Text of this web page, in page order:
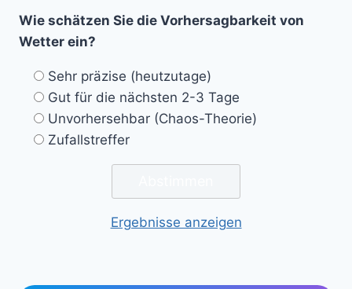
Wie schätzen Sie die Vorhersagbarkeit von
Wetter ein?
Sehr präzise (heutzutage)
Gut für die nächsten 2-3 Tage
Unvorhersehbar (Chaos-Theorie)
Zufallstreffer
Ergebnisse anzeigen